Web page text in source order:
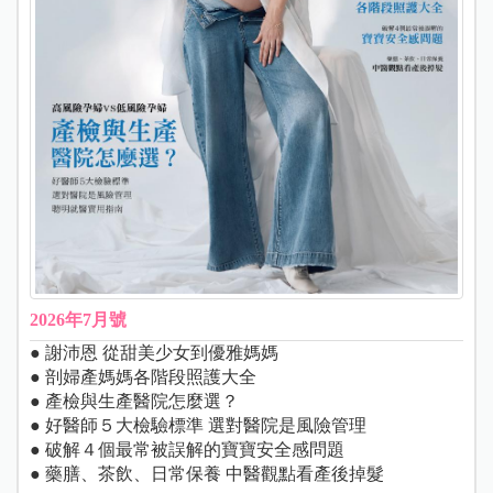
2026年7月號
● 謝沛恩 從甜美少女到優雅媽媽
● 剖婦產媽媽各階段照護大全
● 產檢與生產醫院怎麼選？
● 好醫師５大檢驗標準 選對醫院是風險管理
● 破解４個最常被誤解的寶寶安全感問題
● 藥膳、茶飲、日常保養 中醫觀點看產後掉髮